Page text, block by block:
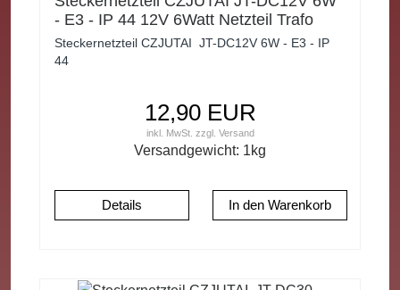
- E3 - IP 44 12V 6Watt Netzteil Trafo
Transformator
Steckernetzteil CZJUTAI JT-DC12V 6W - E3 - IP
44
12,90 EUR
inkl. MwSt. zzgl. Versand
Versandgewicht: 1kg
Details